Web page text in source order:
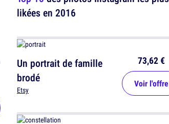
likées en 2016
Un portrait de famille
brodé
Etsy
73,62 €
Voir l'offre